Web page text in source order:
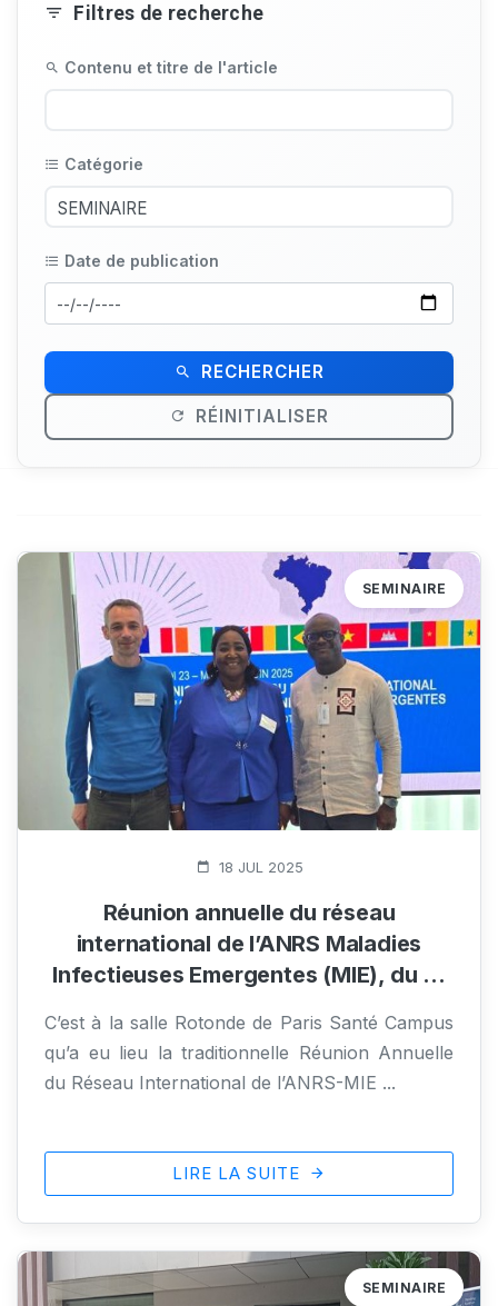
Filtres de recherche
Contenu et titre de l'article
Catégorie
Date de publication
RECHERCHER
RÉINITIALISER
SEMINAIRE
18 JUL 2025
Réunion annuelle du réseau
international de l’ANRS Maladies
Infectieuses Emergentes (MIE), du …
C’est à la salle Rotonde de Paris Santé Campus
qu’a eu lieu la traditionnelle Réunion Annuelle
du Réseau International de l’ANRS-MIE ...
LIRE LA SUITE
SEMINAIRE